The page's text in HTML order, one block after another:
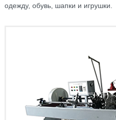
одежду, обувь, шапки и игрушки.